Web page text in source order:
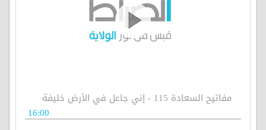
مفاتيح السعادة 115 - إني جاعل في الأرض خليفة
16:00